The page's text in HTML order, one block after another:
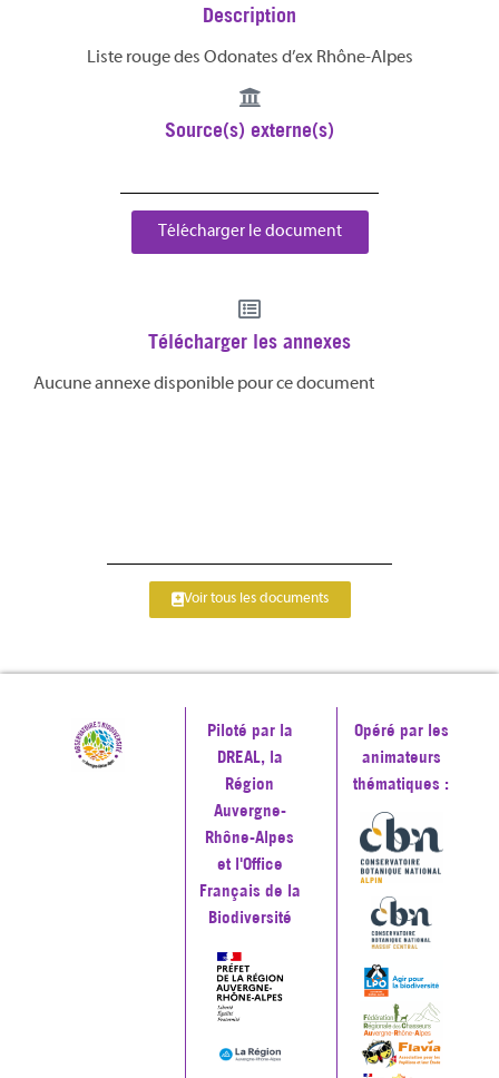
Description
Liste rouge des Odonates d’ex Rhône-Alpes
Source(s) externe(s)
Télécharger le document
Télécharger les annexes
Aucune annexe disponible pour ce document
Voir tous les documents
Piloté par la
DREAL, la
Région
Auvergne-
Rhône-Alpes
et l'Office
Français de la
Biodiversité
Opéré par les
animateurs
thématiques :